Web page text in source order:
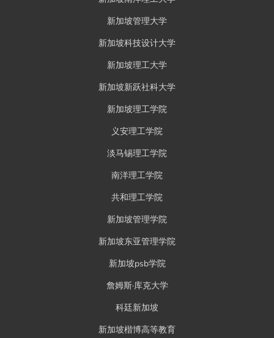
新加坡管理大学
新加坡科技设计大学
新加坡理工大学
新加坡新跃社科大学
新加坡理工学院
义安理工学院
淡马锡理工学院
南洋理工学院
共和理工学院
新加坡管理学院
新加坡东亚管理学院
新加坡psb学院
詹姆斯·库克大学
科廷新加坡
新加坡楷博高等教育